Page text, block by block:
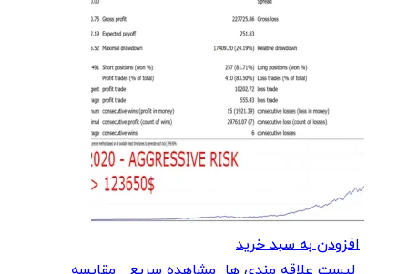
افزودن به سبد خرید